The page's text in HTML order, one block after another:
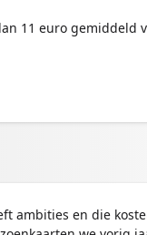
11 euro gemiddeld
ambities en die